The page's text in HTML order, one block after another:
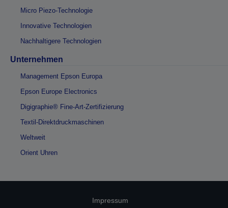
Micro Piezo-Technologie
Innovative Technologien
Nachhaltigere Technologien
Unternehmen
Management Epson Europa
Epson Europe Electronics
Digigraphie® Fine-Art-Zertifizierung
Textil-Direktdruckmaschinen
Weltweit
Orient Uhren
Impressum